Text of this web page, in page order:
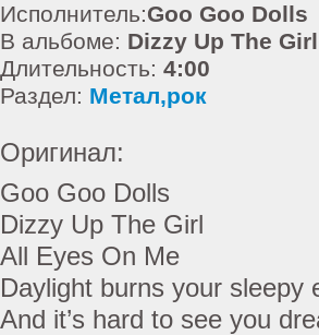
Исполнитель:Goo Goo Dolls
В альбоме: Dizzy Up The Girl
Длительность: 4:00
Раздел: Метал,рок
Оригинал:
Goo Goo Dolls
Dizzy Up The Girl
All Eyes On Me
Daylight burns your sleepy
And it’s hard to see you